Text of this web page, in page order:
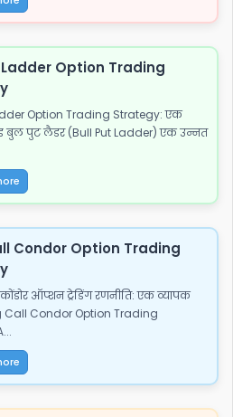
Ladder Option Trading
Option Trading Strategy: एक
बुल पुट लैडर (Bull Put Ladder) एक उन्नत
Condor Option Trading
ऑप्शन ट्रेडिंग रणनीति: एक व्यापक
Call Condor Option Trading